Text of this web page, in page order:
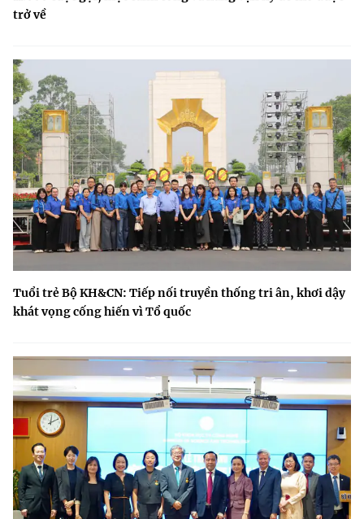
trở về
Tuổi trẻ Bộ KH&CN: Tiếp nối truyền thống tri ân, khơi dậy
khát vọng cống hiến vì Tổ quốc